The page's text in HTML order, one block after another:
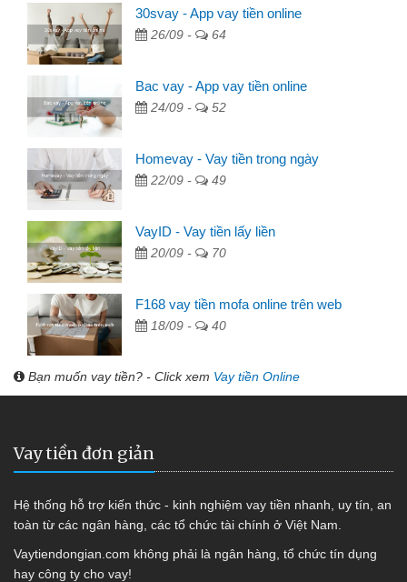
30svay - App vay tiền online
26/09 - 64
Bac vay - App vay tiền online
24/09 - 52
Homevay - Vay tiền trong ngày
22/09 - 49
VayID - Vay tiền lấy liền
20/09 - 70
F168 vay tiền mofa online trên web
18/09 - 40
Bạn muốn vay tiền? - Click xem Vay tiền Online
Vay tiền đơn giản
Hệ thống hỗ trợ kiến thức - kinh nghiệm vay tiền nhanh, uy tín, an
toàn từ các ngân hàng, các tổ chức tài chính ở Việt Nam.
Vaytiendongian.com không phải là ngân hàng, tổ chức tín dụng
hay công ty cho vay!